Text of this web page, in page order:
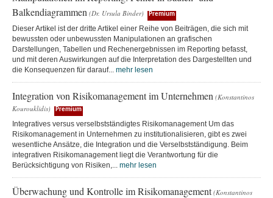
Balkendiagrammen (Dr. Ursula Binder) Premium
Dieser Artikel ist der dritte Artikel einer Reihe von Beiträgen, die sich mit
bewussten oder unbewussten Manipulationen an grafischen
Darstellungen, Tabellen und Rechenergebnissen im Reporting befasst,
und mit deren Auswirkungen auf die Interpretation des Dargestellten und
die Konsequenzen für darauf... mehr lesen
Integration von Risikomanagement im Unternehmen (Konstantinos
Kourouklidis)
Premium
Integratives versus verselbstständigtes Risikomanagement Um das
Risikomanagement in Unternehmen zu institutionalisieren, gibt es zwei
wesentliche Ansätze, die Integration und die Verselbstständigung. Beim
integrativen Risikomanagement liegt die Verantwortung für die
Berücksichtigung von Risiken,... mehr lesen
Überwachung und Kontrolle im Risikomanagement (Konstantinos